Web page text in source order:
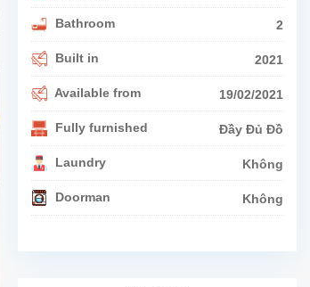
Bathroom 2
Built in 2021
Available from 19/02/2021
Fully furnished Đầy Đủ Đồ
Laundry Không
Doorman Không